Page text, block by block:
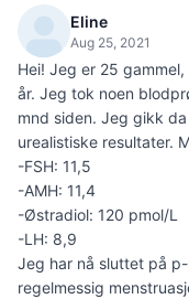
Eline
Aug 25, 2021
Hei! Jeg er 25
år. Jeg tok noen
mnd siden. Jeg gikk
urealistiske resultater.
-FSH: 11,5
-AMH: 11,4
-Østradiol: 120 pmol/L
-LH: 8,9
Jeg har nå sluttet på
regelmessig